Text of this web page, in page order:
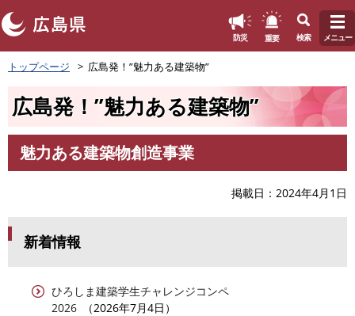
ペ
ー
頭
す
防災 重要 検索 メニュー
トップページ 広島発！”魅力ある建築物”
広島発！”魅力ある建築物”
文
魅力ある建築物創造事業
掲載日 2024年4月1日
新着情報
ひろしま建築学生チャレンジコンペ
2026
2026年7月4日